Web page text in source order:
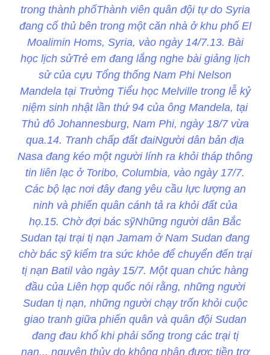
trong thành phốThành viên quân đội tự do Syria
đang cố thủ bên trong một căn nhà ở khu phố El
Moalimin Homs, Syria, vào ngày 14/7.13. Bài
học lịch sửTrẻ em đang lắng nghe bài giảng lịch
sử của cựu Tổng thống Nam Phi Nelson
Mandela tại Trường Tiểu học Melville trong lễ kỷ
niệm sinh nhật lần thứ 94 của ông Mandela, tại
Thủ đô Johannesburg, Nam Phi, ngày 18/7 vừa
qua.14. Tranh chấp đất đaiNgười dân bản địa
Nasa đang kéo một người lính ra khỏi tháp thông
tin liên lạc ở Toribo, Columbia, vào ngày 17/7.
Các bộ lạc nơi đây đang yêu cầu lực lượng an
ninh và phiến quân cánh tả ra khỏi đất của
họ.15. Chờ đợi bác sỹNhững người dân Bắc
Sudan tại trại tị nạn Jamam ở Nam Sudan đang
chờ bác sỹ kiểm tra sức khỏe để chuyển đến trại
tị nạn Batil vào ngày 15/7. Một quan chức hàng
đầu của Liên hợp quốc nói rằng, những người
Sudan tị nạn, những người chạy trốn khỏi cuộc
giao tranh giữa phiến quân và quân đội Sudan
đang đau khổ khi phải sống trong các trại tị
nạn... nguyên thủy do không nhận được tiền trợ